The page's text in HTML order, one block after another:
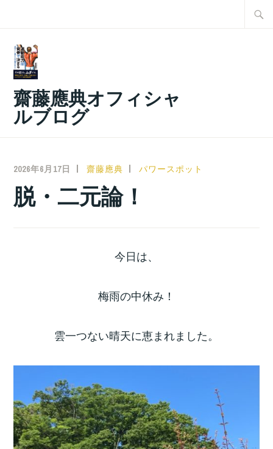
齋藤應典オフィシャ
ルブログ
2026年6月17日 齋藤應典 パワースポット
脱・二元論！
今日は、
梅雨の中休み！
雲一つない晴天に恵まれました。